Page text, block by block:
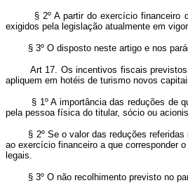
§ 2º A partir do exercício financeiro
exigidos pela legislação atualmente em
§ 3º O disposto neste artigo e nos
Art 17. Os incentivos fiscais
apliquem em hotéis de turismo novos
§ 1º A importância das reduções de que
pela pessoa física do titular, sócio ou
§ 2º Se o valor das reduções
ao exercício financeiro a que corresponder
legais.
§ 3º O não recolhimento previsto no